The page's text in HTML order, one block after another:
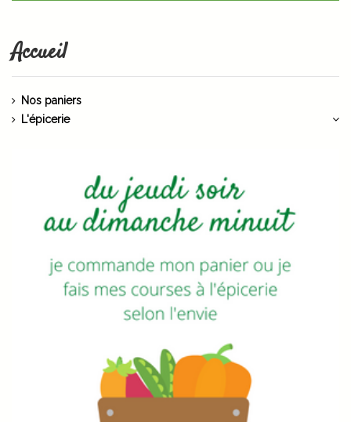
Accueil
Nos paniers
L'épicerie